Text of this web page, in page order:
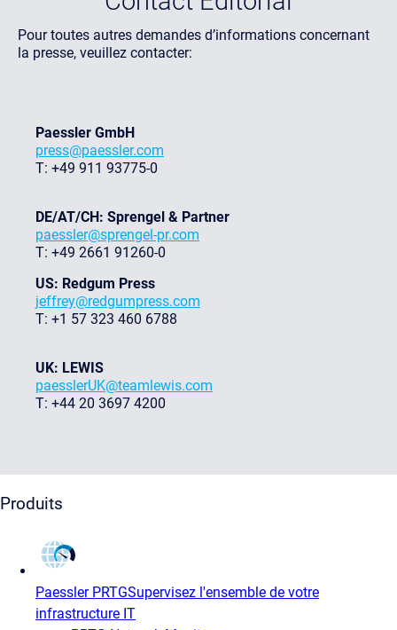
Pour toutes autres demandes d’informations concernant
la presse, veuillez contacter:
Paessler GmbH
press@paessler.com
T: +49 911 93775-0
DE/AT/CH: Sprengel & Partner
paessler@sprengel-pr.com
T: +49 2661 91260-0
US: Redgum Press
jeffrey@redgumpress.com
T: +1 57 323 460 6788
UK: LEWIS
paesslerUK@teamlewis.com
T: +44 20 3697 4200
Produits
Paessler PRTGSupervisez l'ensemble de votre
infrastructure IT